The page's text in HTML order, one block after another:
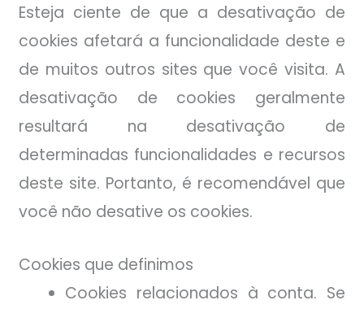
Esteja ciente de que a desativação de
cookies afetará a funcionalidade deste e
de muitos outros sites que você visita. A
desativação de cookies geralmente
resultará na desativação de
determinadas funcionalidades e recursos
deste site. Portanto, é recomendável que
você não desative os cookies.
Cookies que definimos
Cookies relacionados à conta. Se